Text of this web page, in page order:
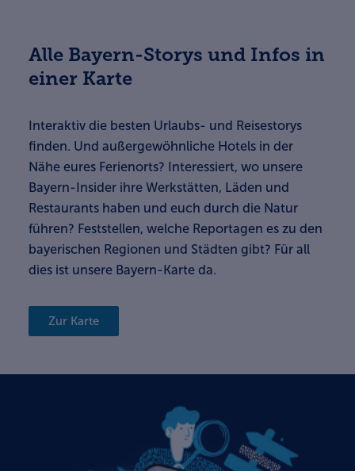
Alle Bayern-Storys und Infos in
einer Karte
Interaktiv die besten Urlaubs- und Reisestorys
finden. Und außergewöhnliche Hotels in der
Nähe eures Ferienorts? Interessiert, wo unsere
Bayern-Insider ihre Werkstätten, Läden und
Restaurants haben und euch durch die Natur
führen? Feststellen, welche Reportagen es zu den
bayerischen Regionen und Städten gibt? Für all
dies ist unsere Bayern-Karte da.
Zur Karte